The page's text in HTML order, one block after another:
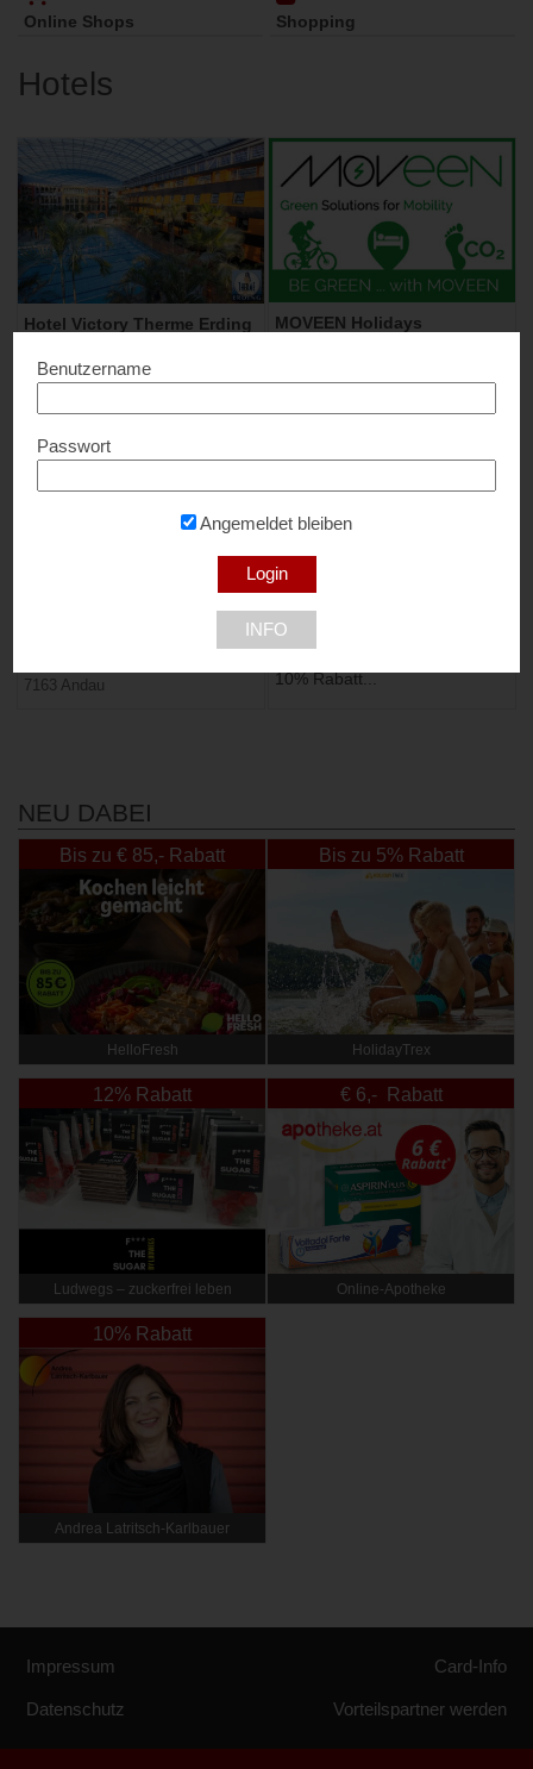
Online Shops Shopping
Hotels
Hotel Victory Therme Erding
85435 Erding
MOVEEN Holidays
SCHEIBLHOFER The Resort
7163 Andau
WellCard – Thermen &
Hotelgutscheine
10% Rabatt...
NEU DABEI
Bis zu € 85,- Rabatt
HelloFresh
Bis zu 5% Rabatt
HolidayTrex
12% Rabatt
Ludwegs – zuckerfrei leben
€ 6,- Rabatt
Online‑Apotheke
10% Rabatt
Andrea Latritsch-Karlbauer
Impressum
Datenschutz
Card-Info
Vorteilspartner werden
Benutzername
Passwort
Angemeldet bleiben
INFO